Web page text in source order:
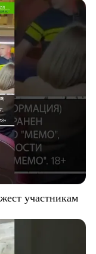
участникам